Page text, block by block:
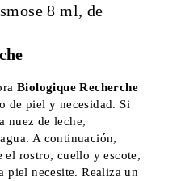
8 ml, de
Biologique Recherche
de piel y necesidad. Si
nuez de leche,
A continuación,
el rostro, cuello y escote,
piel necesite. Realiza un